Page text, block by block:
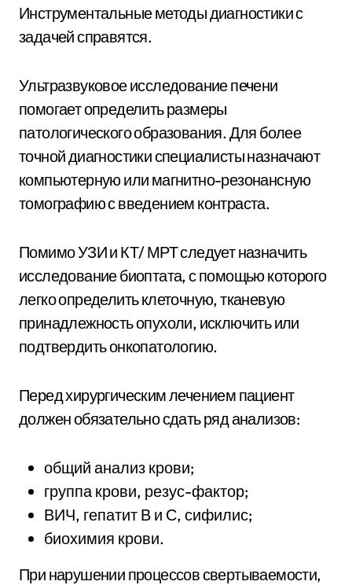
Инструментальные методы диагностики с
задачей справятся.
Ультразвуковое исследование печени
помогает определить размеры
патологического образования. Для более
точной диагностики специалисты назначают
компьютерную или магнитно-резонансную
томографию с введением контраста.
Помимо УЗИ и КТ/ МРТ следует назначить
исследование биоптата, с помощью которого
легко определить клеточную, тканевую
принадлежность опухоли, исключить или
подтвердить онкопатологию.
Перед хирургическим лечением пациент
должен обязательно сдать ряд анализов:
общий анализ крови;
группа крови, резус-фактор;
ВИЧ, гепатит В и С, сифилис;
биохимия крови.
При нарушении процессов свертываемости,